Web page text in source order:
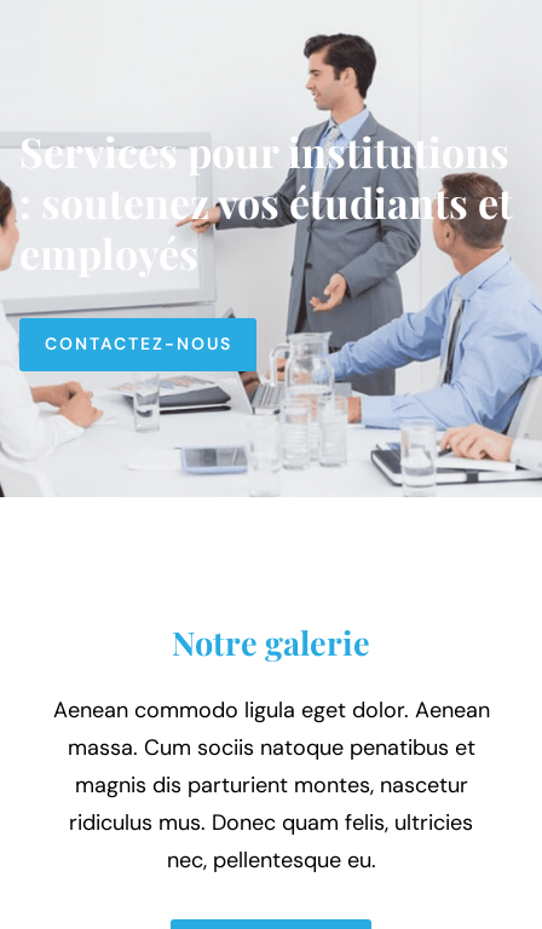
Services pour institutions
: soutenez vos étudiants et
employés
CONTACTEZ-NOUS
Notre galerie
Aenean commodo ligula eget dolor. Aenean
massa. Cum sociis natoque penatibus et
magnis dis parturient montes, nascetur
ridiculus mus. Donec quam felis, ultricies
nec, pellentesque eu.